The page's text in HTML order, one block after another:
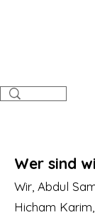
Wer sind
Wir, Abdul
Hicham